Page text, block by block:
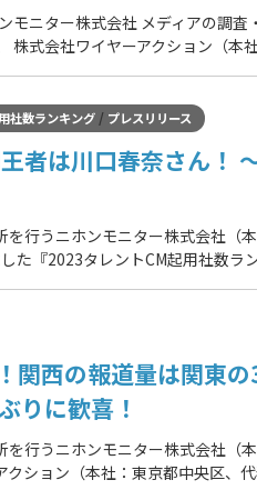
モニター株式会社 メディアの調
株式会社ワイヤーアクション（
社数ランキング/ プレスリリース
者は川口春奈さん！
を行うニホンモニター株式会社（
た『2023タレントCM起用社数
関西の報道量は関東
りに歓喜！
を行うニホンモニター株式会社（
クション（本社：東京都中央区